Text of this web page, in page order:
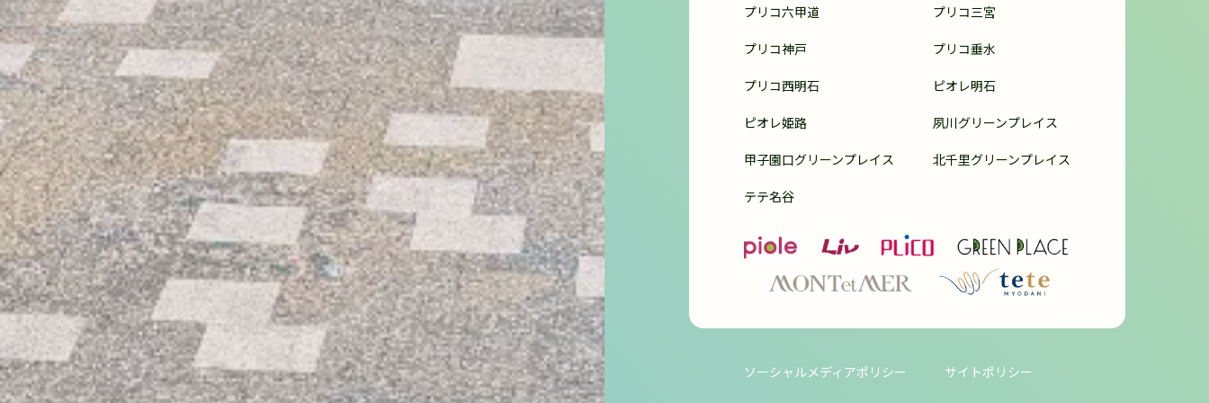
プリコ六甲道 プリコ三宮
プリコ神戸 プリコ垂水
プリコ西明石 ピオレ明石
ピオレ姫路 夙川グリーンプレイス
甲子園口グリーンプレイス 北千里グリーンプレイス
テテ名谷
ソーシャルメディアポリシー サイトポリシー